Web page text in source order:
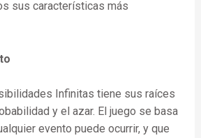
sus características más
Infinitas tiene sus raíces
y el azar. El juego se basa
evento puede ocurrir, y que